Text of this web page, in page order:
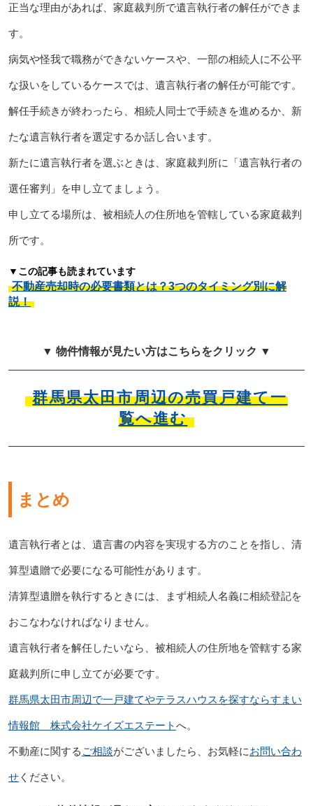
正当な理由があれば、家庭裁判所で遺言執行者の解任ができま
す。
病気や怪我で職務ができないケースや、一部の相続人に不公平
な扱いをしているケースでは、遺言執行者の解任が可能です。
解任手続きが終わったら、相続人同士で手続きを進めるか、新
たな遺言執行者を選定するか話し合います。
新たに遺言執行者を選ぶときは、家庭裁判所に「遺言執行者の
選任審判」を申し立てましょう。
申し立てる場所は、被相続人の住所地を管轄している家庭裁判
所です。
▼この記事も読まれています
不動産売却時の必要書類とは？3つのタイミング別に解
説！
▼ 物件情報が見たい方はこちらをクリック ▼
群馬県太田市周辺の売買戸建て一
覧へ進む
まとめ
遺言執行者とは、遺言書の内容を実現する方のことを指し、清
算型遺贈で必要になる可能性があります。
清算型遺贈を執行するときには、まず相続人名義に相続登記を
おこなわなければなりません。
遺言執行者を解任したいなら、被相続人の住所地を管轄する家
庭裁判所に申し立てが必要です。
群馬県太田市周辺で一戸建てやテラスハウスを探すならすまい
情報館 株式会社ケイズエステートへ。
不動産に関する ご相談がございましたら、お気軽にお問い合わ
せください。